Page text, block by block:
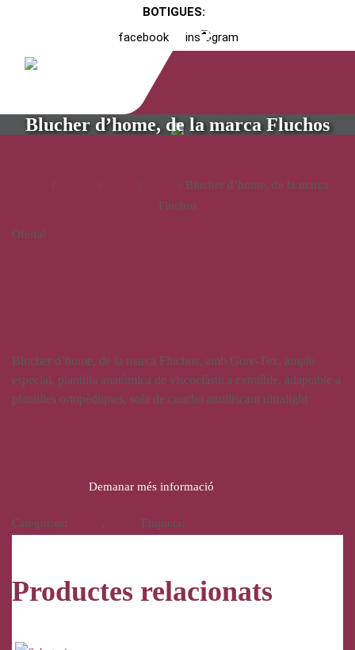
BOTIGUES:
facebook
instagram
Blucher d’home, de la marca Fluchos
/ / /
/ Blucher d’home, de la marca
Fluchos
Oferta!
Blucher d’home, de la marca Fluchos, amb Gore-Tex, ample
especial, plantilla anatòmica de viscoelàstica extraíble, adaptable a
plantilles ortopèdiques, sola de caucho antilliscant ultralight
Demanar més informació
Categories: , Etiqueta:
Productes relacionats